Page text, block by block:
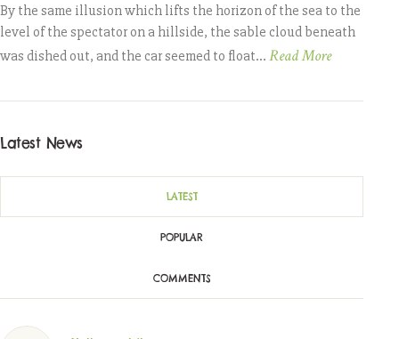
By the same illusion which lifts the horizon of the sea to the
level of the spectator on a hillside, the sable cloud beneath
was dished out, and the car seemed to float... Read More
Latest News
LATEST
POPULAR
COMMENTS